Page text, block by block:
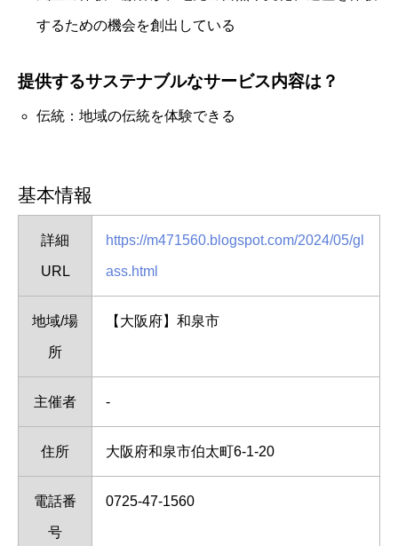
するための機会を創出している
提供するサステナブルなサービス内容は？
伝統：地域の伝統を体験できる
基本情報
詳細
URL
https://m471560.blogspot.com/2024/05/gl
ass.html
地域/場
所
【大阪府】和泉市
主催者 -
住所 大阪府和泉市伯太町6-1-20
電話番
号
0725-47-1560